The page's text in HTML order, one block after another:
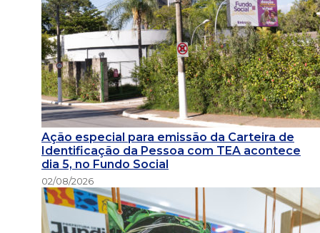
Ação especial para emissão da Carteira de
Identificação da Pessoa com TEA acontece
dia 5, no Fundo Social
02/08/2026